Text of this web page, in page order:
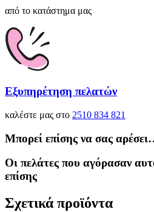
από το κατάστημα μας
Εξυπηρέτηση πελατών
καλέστε μας στο 2510 834 821
Μπορεί επίσης να σας
Οι πελάτες που αγόρασαν
επίσης
Σχετικά προϊόντα